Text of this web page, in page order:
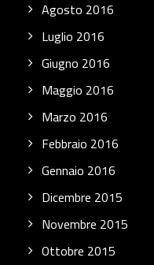
Agosto 2016
Luglio 2016
Giugno 2016
Maggio 2016
Marzo 2016
Febbraio 2016
Gennaio 2016
Dicembre 2015
Novembre 2015
Ottobre 2015